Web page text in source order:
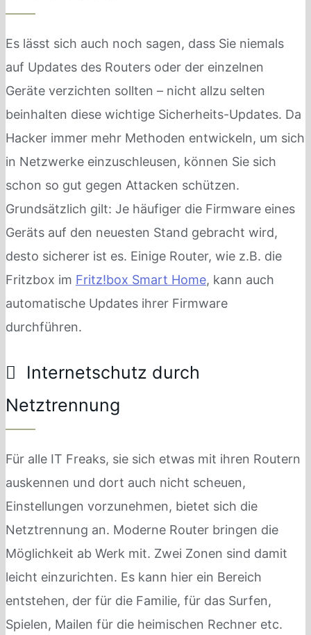
Es lässt sich auch noch sagen, dass Sie niemals
auf Updates des Routers oder der einzelnen
Geräte verzichten sollten – nicht allzu selten
beinhalten diese wichtige Sicherheits-Updates. Da
Hacker immer mehr Methoden entwickeln, um sich
in Netzwerke einzuschleusen, können Sie sich
schon so gut gegen Attacken schützen.
Grundsätzlich gilt: Je häufiger die Firmware eines
Geräts auf den neuesten Stand gebracht wird,
desto sicherer ist es. Einige Router, wie z.B. die
Fritzbox im Fritz!box Smart Home, kann auch
automatische Updates ihrer Firmware
durchführen.
Internetschutz durch
Netztrennung
Für alle IT Freaks, sie sich etwas mit ihren Routern
auskennen und dort auch nicht scheuen,
Einstellungen vorzunehmen, bietet sich die
Netztrennung an. Moderne Router bringen die
Möglichkeit ab Werk mit. Zwei Zonen sind damit
leicht einzurichten. Es kann hier ein Bereich
entstehen, der für die Familie, für das Surfen,
Spielen, Mailen für die heimischen Rechner etc.